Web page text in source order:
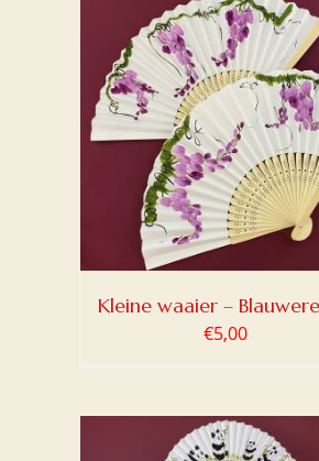
Kleine waaier –
€5,00
TOEVOEGEN AAN
/
DETAILS